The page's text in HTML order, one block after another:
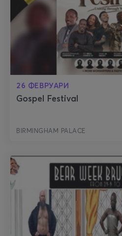
26 ФЕВРУАРИ
Gospel Festival
BIRMINGHAM PALACE